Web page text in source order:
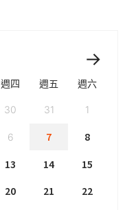
週四 週五 週六
30 31 1
6 7
8
13 14
15
20 21
22